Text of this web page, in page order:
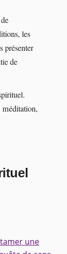
les
présenter
de
méditation,
une